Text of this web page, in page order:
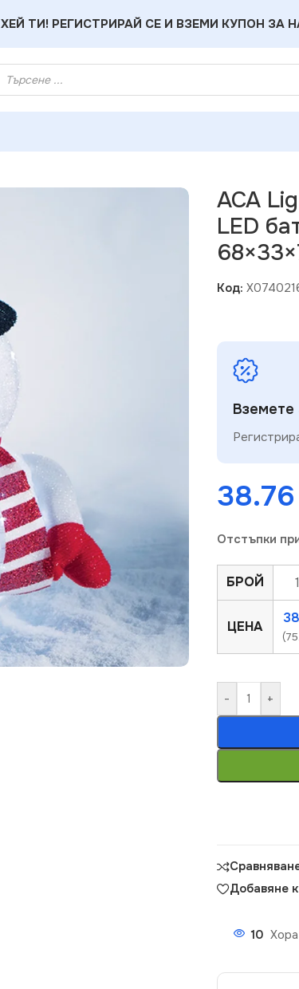
ХЕЙ ТИ! РЕГИСТРИРАЙ СЕ И ВЗЕМИ КУПОН ЗА
ACA
LED
Код:
Вземете
38.76
Отстъпки
БРОЙ
ЦЕНА
- +
Добавяне
10